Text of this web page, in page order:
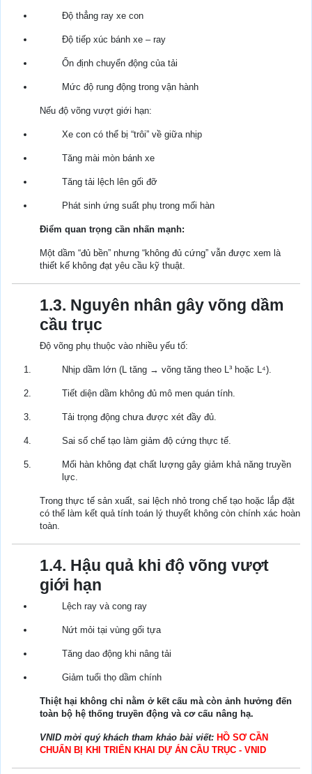
Độ thẳng ray xe con
Độ tiếp xúc bánh xe – ray
Ổn định chuyển động của tải
Mức độ rung động trong vận hành
Nếu độ võng vượt giới hạn:
Xe con có thể bị “trôi” về giữa nhịp
Tăng mài mòn bánh xe
Tăng tải lệch lên gối đỡ
Phát sinh ứng suất phụ trong mối hàn
Điểm quan trọng cần nhấn mạnh:
Một dầm “đủ bền” nhưng “không đủ cứng” vẫn được xem là
thiết kế không đạt yêu cầu kỹ thuật.
1.3. Nguyên nhân gây võng dầm
cầu trục
Độ võng phụ thuộc vào nhiều yếu tố:
Nhịp dầm lớn (L tăng → võng tăng theo L³ hoặc L⁴).
Tiết diện dầm không đủ mô men quán tính.
Tải trọng động chưa được xét đầy đủ.
Sai số chế tạo làm giảm độ cứng thực tế.
Mối hàn không đạt chất lượng gây giảm khả năng truyền
lực.
Trong thực tế sản xuất, sai lệch nhỏ trong chế tạo hoặc lắp đặt
có thể làm kết quả tính toán lý thuyết không còn chính xác hoàn
toàn.
1.4. Hậu quả khi độ võng vượt
giới hạn
Lệch ray và cong ray
Nứt mỏi tại vùng gối tựa
Tăng dao động khi nâng tải
Giảm tuổi thọ dầm chính
Thiệt hại không chỉ nằm ở kết cấu mà còn ảnh hưởng đến
toàn bộ hệ thống truyền động và cơ cấu nâng hạ.
VNID mời quý khách tham khảo bài viết: HỒ SƠ CẦN
CHUẨN BỊ KHI TRIỂN KHAI DỰ ÁN CẦU TRỤC - VNID